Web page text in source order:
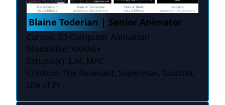
Blaine Toderian | Senior Animator
Cursos: 3D Computer Animation
Modalidad: VANAS+
Estudio(s): ILM, MPC
Créditos: The Revenant, Superman, Godzilla,
Life of Pi